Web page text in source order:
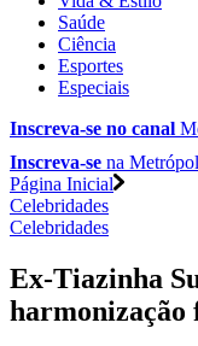
Saúde
Ciência
Esportes
Especiais
Inscreva-se no canal
Inscreva-se na
Página Inicial
Celebridades
Celebridades
Ex-Tiazinha
harmonização